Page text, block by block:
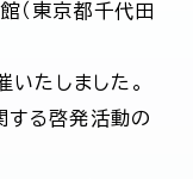
（東京都千代田
たしました。
する啓発活動の